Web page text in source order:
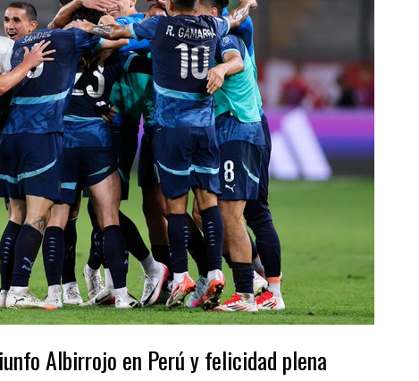
Albirrojo en Perú y felicidad plena